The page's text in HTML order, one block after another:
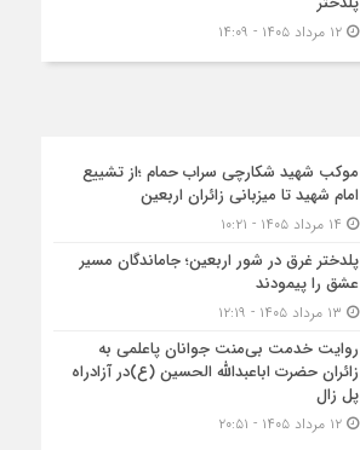
۱۲ مرداد ۱۴۰۵ - ۱۴:۰۹
موکب شهید شکارچی سراب حمام ؛از تشییع
امام شهید تا میزبانی زائران اربعین
پلدختر غرق در شور اربعین؛ جاماندگان مسیر
عشق را پیمودند
روایت خدمت بی‌منت جوانان پاعلمی به
زائران حضرت اباعبدالله الحسین (ع)در آزادراه
پل زال
۱۲ مرداد ۱۴۰۵ - ۲۰:۵۱